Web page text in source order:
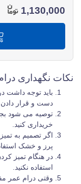
1,130,000
نکات نگهداری
باید توجه داشت
دست و قرار دادن
توصیه می شود
خریداری کنید.
اگر تصمیم به
پرز و خشک
در هنگام تمیز
استفاده نکنید.
وقتی درام عمر